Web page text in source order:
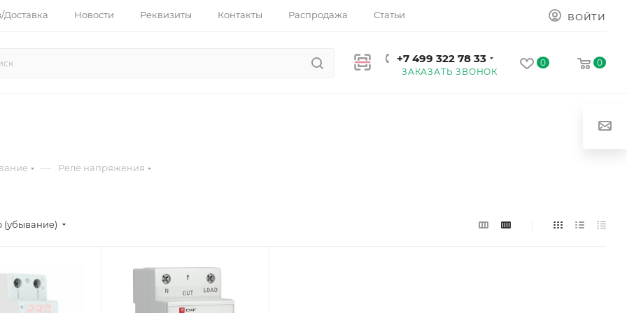
Доставка Новости Реквизиты Контакты Распродажа Статьи ВОЙТИ
+7 499 322 78 33
ЗАКАЗАТЬ ЗВОНОК
0 0
— Реле напряжения